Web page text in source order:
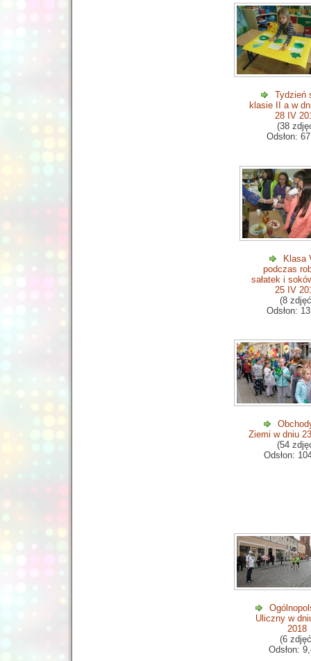
Tydzień
klasie II a w
28 IV
(38
Odsłon:
Klasa
podczas
sałatek i
25 IV
(8
Odsłon:
Ziemi w dniu
(54
Odsłon:
Uliczny w
2018
(6
Odsłon: